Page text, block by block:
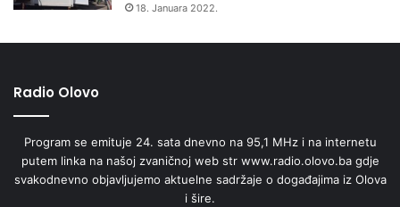
18. Januara 2022.
Radio Olovo
Program se emituje 24. sata dnevno na 95,1 MHz i na internetu
putem linka na našoj zvaničnoj web str www.radio.olovo.ba gdje
svakodnevno objavljujemo aktuelne sadržaje o događajima iz Olova
i šire.